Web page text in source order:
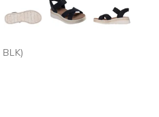
BLK)